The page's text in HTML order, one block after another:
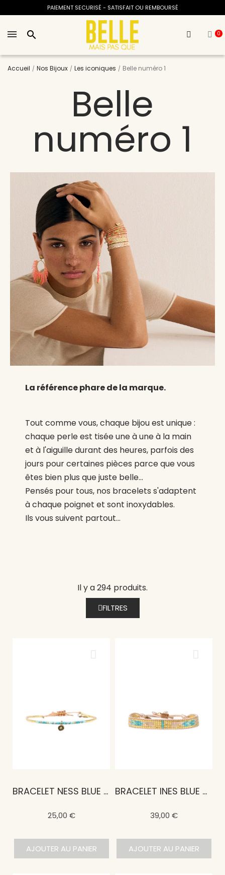
PAIEMENT SECURISÉ - SATISFAIT OU REMBOURSÉ
search 0
Accueil Nos Bijoux Les iconiques Belle numéro 1
Belle
numéro 1
La référence phare de la marque.
Tout comme vous, chaque bijou est unique :
chaque perle est tisée une à une à la main
et à l'aiguille durant des heures, parfois des
jours pour certaines pièces parce que vous
êtes bien plus que juste belle...
Pensés pour tous, nos bracelets s'adaptent
à chaque poignet et sont inoxydables.
Ils vous suivent partout...
Il y a 294 produits.
FILTRES
BRACELET NESS BLUE MALDIVES
25,00 €
AJOUTER AU PANIER
BRACELET INES BLUE MALDIVES
39,00 €
AJOUTER AU PANIER